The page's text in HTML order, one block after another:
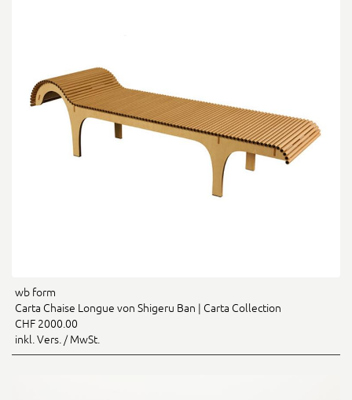
wb form
Carta Chaise Longue von Shigeru Ban | Carta Collection
CHF 2000.00
inkl. Vers. / MwSt.